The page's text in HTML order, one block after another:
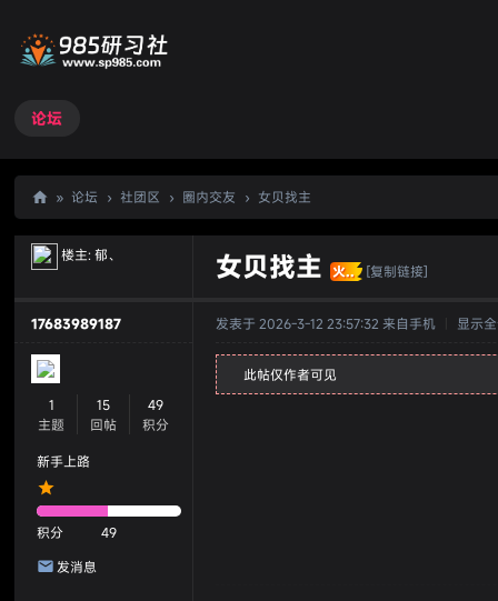
论坛
5
习
社
» 论坛 › 社团区 › 圈内交友 › 女贝找主
楼主:郁、 女贝找主 火.. [复制链接]
17683989187
1
主题
15
回帖
49
积分
新手上路
积分
49
发消息
发表于 2026-3-12 23:57:32 来自手机 显示
此帖仅作者可见